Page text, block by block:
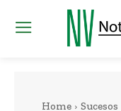
Home Sucesos